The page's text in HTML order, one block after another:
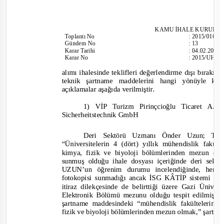
KAMU İHALE
ToplantıNo
Gündem No
Karar Tarihi
Karar No
:2015/010
: 13
:
:2015/
alımı ihalesinde teklifleri değerlendirme dışı
teknik şartname maddelerini hangi yönüyle
açıklamalar aşağıda verilmiştir.
1) VİP Turizm Pirinçcioğlu Ticaret
Sicherheitstechnik GmbH
Deri Sektörü Uzmanı Önder Uzun;
“Üniversitelerin 4 (dört) yıllık mühendislik
kimya, fizik ve biyoloji bölümlerinden mezun
sunmuş olduğu ihale dosyası içeriğinde deri
UZUN’un öğrenim durumu incelendiğinde,
fotokopisi sunmadığı ancak İSG KÂTİP sistemi
itiraz dilekçesinde de belirttiği üzere Gazi
Elektronik Bölümü mezunu olduğu tespit
şartname maddesindeki “mühendislik
fizik ve biyoloji bölümlerinden mezun olmak,”